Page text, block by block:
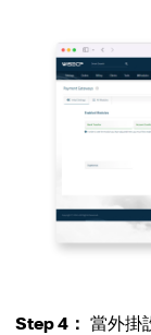
Step 4： 當外掛